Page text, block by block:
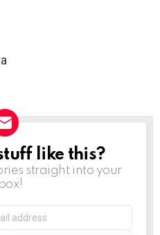
like this?
straight into your